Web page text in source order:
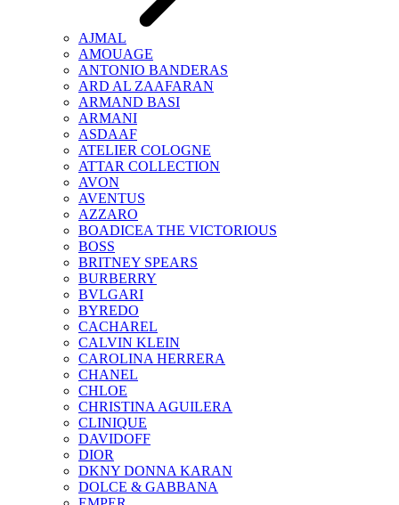
AJMAL
AMOUAGE
ANTONIO BANDERAS
ARD AL ZAAFARAN
ARMAND BASI
ARMANI
ASDAAF
ATELIER COLOGNE
ATTAR COLLECTION
AVON
AVENTUS
AZZARO
BOADICEA THE VICTORIOUS
BOSS
BRITNEY SPEARS
BURBERRY
BVLGARI
BYREDO
CACHAREL
CALVIN KLEIN
CAROLINA HERRERA
CHANEL
CHLOE
CHRISTINA AGUILERA
CLINIQUE
DAVIDOFF
DIOR
DKNY DONNA KARAN
DOLCE & GABBANA